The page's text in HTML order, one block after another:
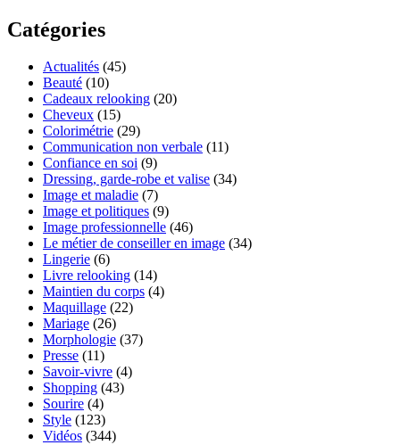
Catégories
Actualités (45)
Beauté (10)
Cadeaux relooking (20)
Cheveux (15)
Colorimétrie (29)
Communication non verbale (11)
Confiance en soi (9)
Dressing, garde-robe et valise (34)
Image et maladie (7)
Image et politiques (9)
Image professionnelle (46)
Le métier de conseiller en image (34)
Lingerie (6)
Livre relooking (14)
Maintien du corps (4)
Maquillage (22)
Mariage (26)
Morphologie (37)
Presse (11)
Savoir-vivre (4)
Shopping (43)
Sourire (4)
Style (123)
Vidéos (344)